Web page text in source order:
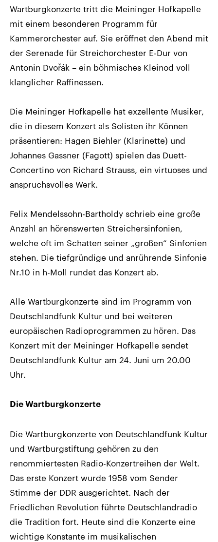
Wartburgkonzerte tritt die Meininger Hofkapelle
mit einem besonderen Programm für
Kammerorchester auf. Sie eröffnet den Abend mit
der Serenade für Streichorchester E-Dur von
Antonin Dvořák – ein böhmisches Kleinod voll
klanglicher Raffinessen.
Die Meininger Hofkapelle hat exzellente Musiker,
die in diesem Konzert als Solisten ihr Können
präsentieren: Hagen Biehler (Klarinette) und
Johannes Gassner (Fagott) spielen das Duett-
Concertino von Richard Strauss, ein virtuoses und
anspruchsvolles Werk.
Felix Mendelssohn-Bartholdy schrieb eine große
Anzahl an hörenswerten Streichersinfonien,
welche oft im Schatten seiner „großen“ Sinfonien
stehen. Die tiefgründige und anrührende Sinfonie
Nr.10 in h-Moll rundet das Konzert ab.
Alle Wartburgkonzerte sind im Programm von
Deutschlandfunk Kultur und bei weiteren
europäischen Radioprogrammen zu hören. Das
Konzert mit der Meininger Hofkapelle sendet
Deutschlandfunk Kultur am 24. Juni um 20.00
Uhr.
Die Wartburgkonzerte
Die Wartburgkonzerte von Deutschlandfunk Kultur
und Wartburgstiftung gehören zu den
renommiertesten Radio-Konzertreihen der Welt.
Das erste Konzert wurde 1958 vom Sender
Stimme der DDR ausgerichtet. Nach der
Friedlichen Revolution führte Deutschlandradio
die Tradition fort. Heute sind die Konzerte eine
wichtige Konstante im musikalischen